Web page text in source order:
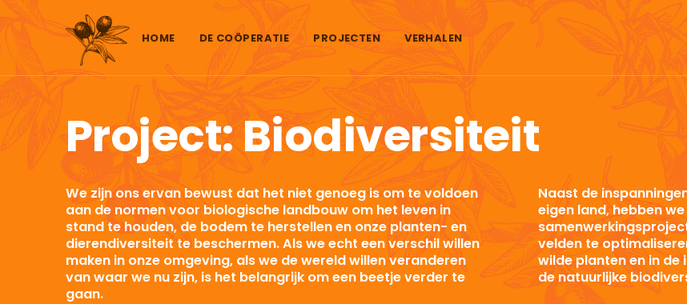
Skip to content
HOME DE COÖPERATIE PROJECTEN VERHALEN
Project: Biodiversiteit
We zijn ons ervan bewust dat het niet genoeg is om te voldoen
aan de normen voor biologische landbouw om het leven in
stand te houden, de bodem te herstellen en onze planten- en
dierendiversiteit te beschermen. Als we echt een verschil willen
maken in onze omgeving, als we de wereld willen veranderen
van waar we nu zijn, is het belangrijk om een beetje verder te
gaan.
Naast de
eigen land, hebben
velden te
wilde planten en in
de natuurlijke